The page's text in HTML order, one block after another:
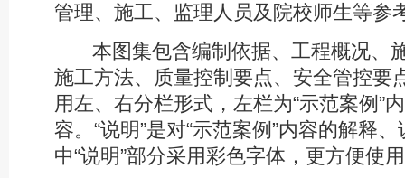
管理、施工、监理人员及院校师生等参
本图集包含编制依据、工程概况、
施工方法、质量控制要点、安全管控要
用左、右分栏形式，左栏为“示范案例”
容。“说明”是对“示范案例”内容的解释
中“说明”部分采用彩色字体，更方便使